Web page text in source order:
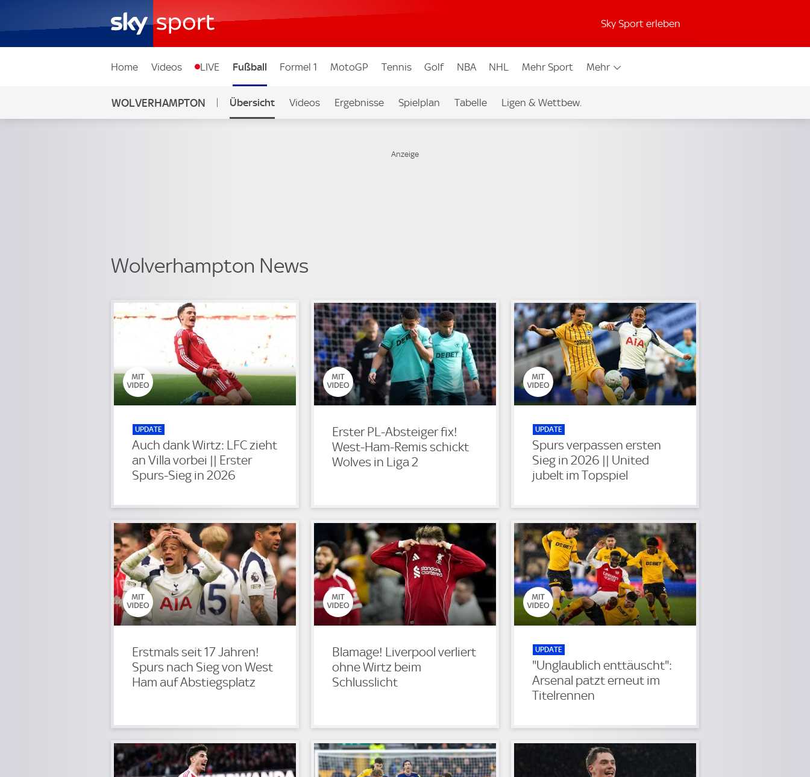
Sky Sport erleben
Home Videos LIVE Fußball Formel 1 MotoGP Tennis Golf NBA NHL Mehr Sport Mehr
WOLVERHAMPTON Übersicht Videos Ergebnisse Spielplan Tabelle Ligen & Wettbew.
Wolverhampton News
UPDATE
Auch dank Wirtz: LFC zieht
an Villa vorbei || Erster
Spurs-Sieg in 2026
Erster PL-Absteiger fix!
West-Ham-Remis schickt
Wolves in Liga 2
UPDATE
Spurs verpassen ersten
Sieg in 2026 || United
jubelt im Topspiel
Erstmals seit 17 Jahren!
Spurs nach Sieg von West
Ham auf Abstiegsplatz
Blamage! Liverpool verliert
ohne Wirtz beim
Schlusslicht
UPDATE
"Unglaublich enttäuscht":
Arsenal patzt erneut im
Titelrennen